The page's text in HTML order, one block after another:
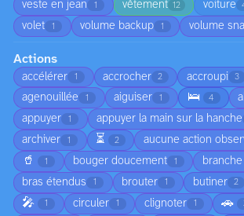
veste en jean 1 vêtement 12 voiture
volet 1 volume backup 1 volume
Actions
accélérer 1 accrocher 2 accroupi 3
agenouillée 1 aiguiser 1 🛌 4
appuyer 1 appuyer la main sur la hanche
archiver 1 ⏳ 2 aucune action
🥤 1 bouger doucement 1
bras étendus 1 brouter 1 butiner 2
🎤 1 circuler 1 clignoter 1 🚗